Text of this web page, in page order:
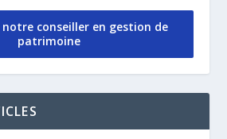
notre conseiller en gestion de
patrimoine